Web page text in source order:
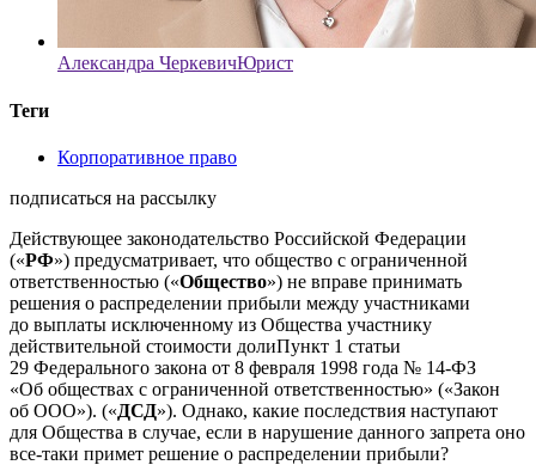
Александра ЧеркевичЮрист
Теги
Корпоративное право
подписаться на рассылку
Действующее законодательство Российской Федерации
(«РФ») предусматривает, что общество с ограниченной
ответственностью («Общество») не вправе принимать
решения о распределении прибыли между участниками
до выплаты исключенному из Общества участнику
действительной стоимости долиПункт 1 статьи
29 Федерального закона от 8 февраля 1998 года № 14-ФЗ
«Об обществах с ограниченной ответственностью» («Закон
об ООО»). («ДСД»). Однако, какие последствия наступают
для Общества в случае, если в нарушение данного запрета оно
все-таки примет решение о распределении прибыли?